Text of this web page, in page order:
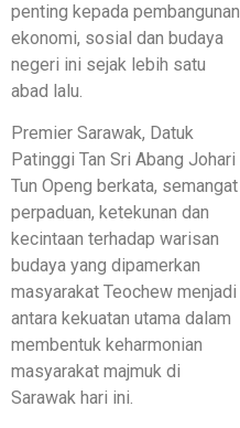
penting kepada pembangunan
ekonomi, sosial dan budaya
negeri ini sejak lebih satu
abad lalu.
Premier Sarawak, Datuk
Patinggi Tan Sri Abang Johari
Tun Openg berkata, semangat
perpaduan, ketekunan dan
kecintaan terhadap warisan
budaya yang dipamerkan
masyarakat Teochew menjadi
antara kekuatan utama dalam
membentuk keharmonian
masyarakat majmuk di
Sarawak hari ini.